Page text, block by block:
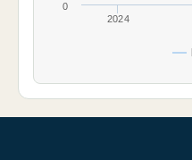
2024
0